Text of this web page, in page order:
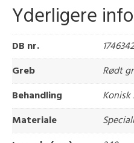
Yderligere
DB nr.
1746342
Greb
Rødt
Behandling
Materiale